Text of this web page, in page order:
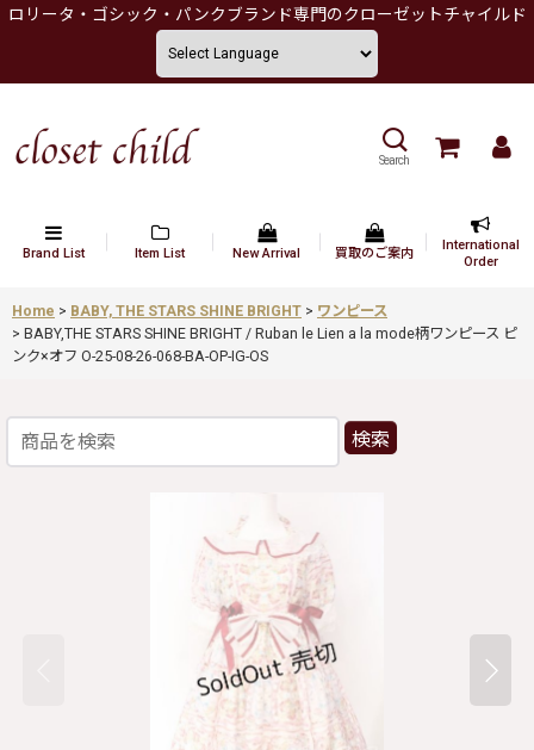
ロリータ・ゴシック・パンクブランド専門のクローゼットチャイルド
Search
Brand List Item List New Arrival 買取のご案内
International
Order
Home > BABY, THE STARS SHINE BRIGHT > ワンピース
> BABY,THE STARS SHINE BRIGHT / Ruban le Lien a la mode柄ワンピース ピ
ンク×オフ O-25-08-26-068-BA-OP-IG-OS
検索